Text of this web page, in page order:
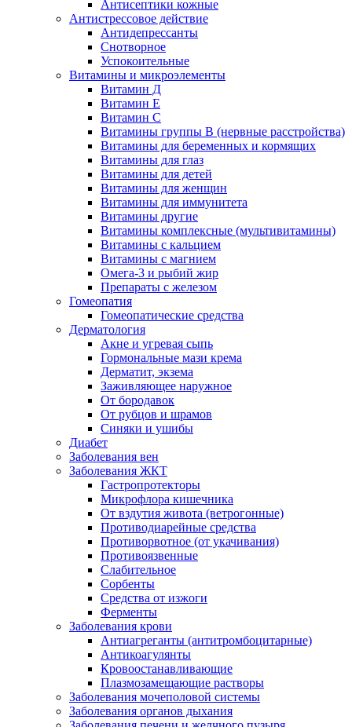
Антисептики кожные
Антистрессовое действие
Антидепрессанты
Снотворное
Успокоительные
Витамины и микроэлементы
Витамин Д
Витамин Е
Витамин С
Витамины группы В (нервные расстройства)
Витамины для беременных и кормящих
Витамины для глаз
Витамины для детей
Витамины для женщин
Витамины для иммунитета
Витамины другие
Витамины комплексные (мультивитамины)
Витамины с кальцием
Витамины с магнием
Омега-3 и рыбий жир
Препараты с железом
Гомеопатия
Гомеопатические средства
Дерматология
Акне и угревая сыпь
Гормональные мази крема
Дерматит, экзема
Заживляющее наружное
От бородавок
От рубцов и шрамов
Синяки и ушибы
Диабет
Заболевания вен
Заболевания ЖКТ
Гастропротекторы
Микрофлора кишечника
От вздутия живота (ветрогонные)
Противодиарейные средства
Противорвотное (от укачивания)
Противоязвенные
Слабительное
Сорбенты
Средства от изжоги
Ферменты
Заболевания крови
Антиагреганты (антитромбоцитарные)
Антикоагулянты
Кровоостанавливающие
Плазмозамещающие растворы
Заболевания мочеполовой системы
Заболевания органов дыхания